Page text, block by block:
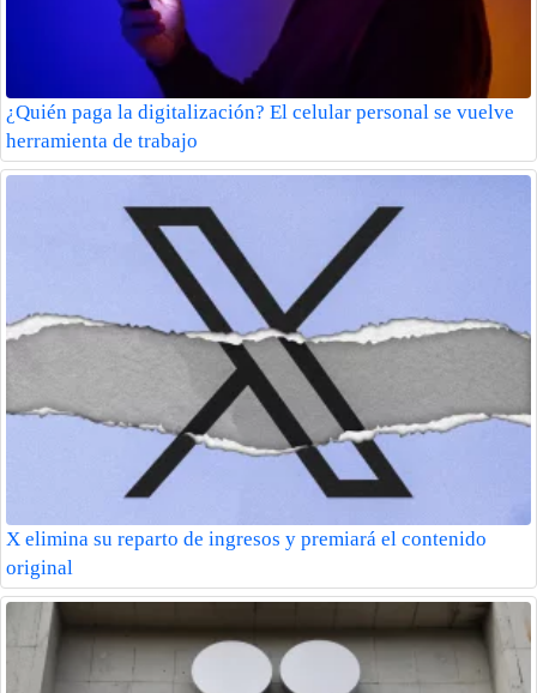
¿Quién paga la digitalización? El celular personal se vuelve
herramienta de trabajo
X elimina su reparto de ingresos y premiará el contenido
original